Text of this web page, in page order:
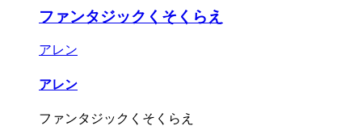
ファンタジックくそくらえ
アレン
アレン
ファンタジックくそくらえ